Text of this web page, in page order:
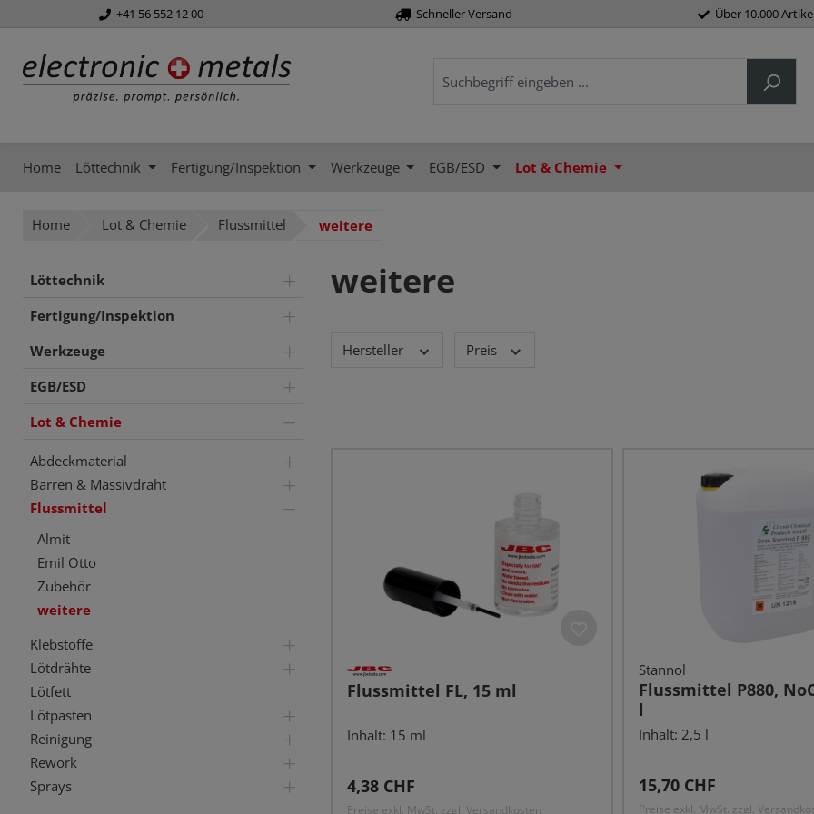
Zur Hauptnavigation springen
+41 56 552 12 00 Schneller Versand Über 10.000 Artikel
Home Löttechnik Fertigung/Inspektion Werkzeuge EGB/ESD Lot & Chemie
Home Lot & Chemie Flussmittel weitere
Löttechnik
Fertigung/Inspektion
Werkzeuge
EGB/ESD
Lot & Chemie
Abdeckmaterial
Barren & Massivdraht
Flussmittel
Almit
Emil Otto
Zubehör
weitere
Klebstoffe
Lötdrähte
Lötfett
Lötpasten
Reinigung
Rework
Sprays
weitere
Hersteller Preis
Flussmittel FL, 15 ml
Inhalt: 15 ml
Regulärer Preis:
4,38 CHF
Preise exkl. MwSt. zzgl. Versandkosten
Stannol
Flussmittel P880,
l
Inhalt: 2,5 l
Regulärer Preis:
15,70 CHF
Preise exkl. MwSt. zzgl.